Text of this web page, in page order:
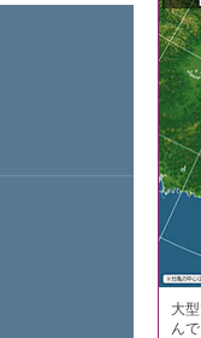
大
ん